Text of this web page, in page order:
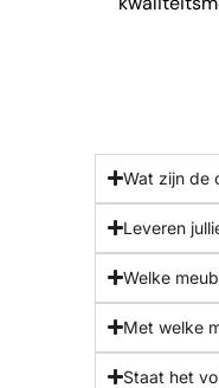
Wat zijn de
Leveren
Welke
Met welke
Staat het